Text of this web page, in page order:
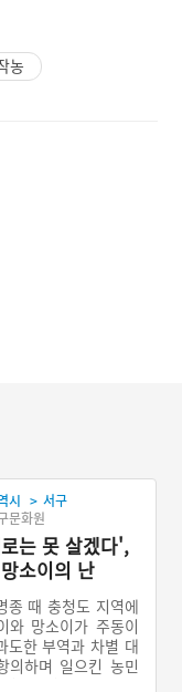
농
시 > 서구
문화원
는 못 살겠다',
소이의 난
종 때 충청도 지역에
와 망소이가 주동이
도한 부역과 차별 대
의하며 일으킨 농민